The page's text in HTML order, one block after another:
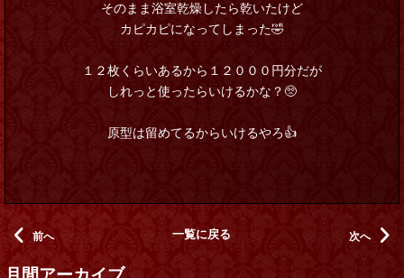
そのまま浴室乾燥したら乾いたけど
カピカピになってしまった🤣
１２枚くらいあるから１２０００円分だが
しれっと使ったらいけるかな？🥺
原型は留めてるからいけるやろ👍
前へ 一覧に戻る 次へ